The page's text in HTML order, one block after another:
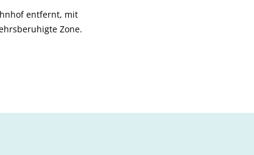
entfernt, mit
Zone.